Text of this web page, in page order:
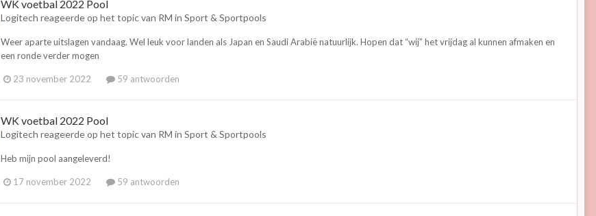
WK voetbal 2022 Pool
Logitech reageerde op het topic van RM in Sport & Sportpools
Weer aparte uitslagen vandaag. Wel leuk voor landen als Japan en Saudi Arabië natuurlijk. Hopen dat “wij” het vrijdag al kunnen afmaken en
een ronde verder mogen
23 november 2022 59 antwoorden
WK voetbal 2022 Pool
Logitech reageerde op het topic van RM in Sport & Sportpools
Heb mijn pool aangeleverd!
17 november 2022 59 antwoorden